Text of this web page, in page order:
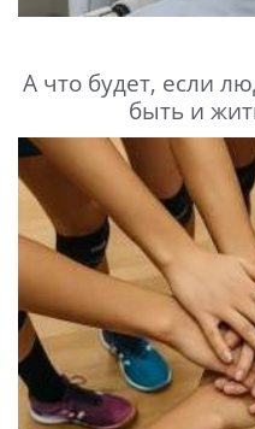
А что будет, если
быть и